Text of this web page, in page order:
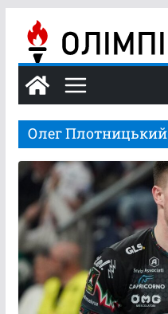
вмісту
Олег Плотницький